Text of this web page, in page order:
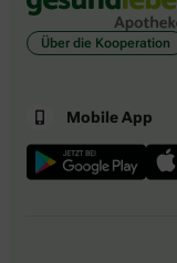
Über die Kooperation
Mobile App